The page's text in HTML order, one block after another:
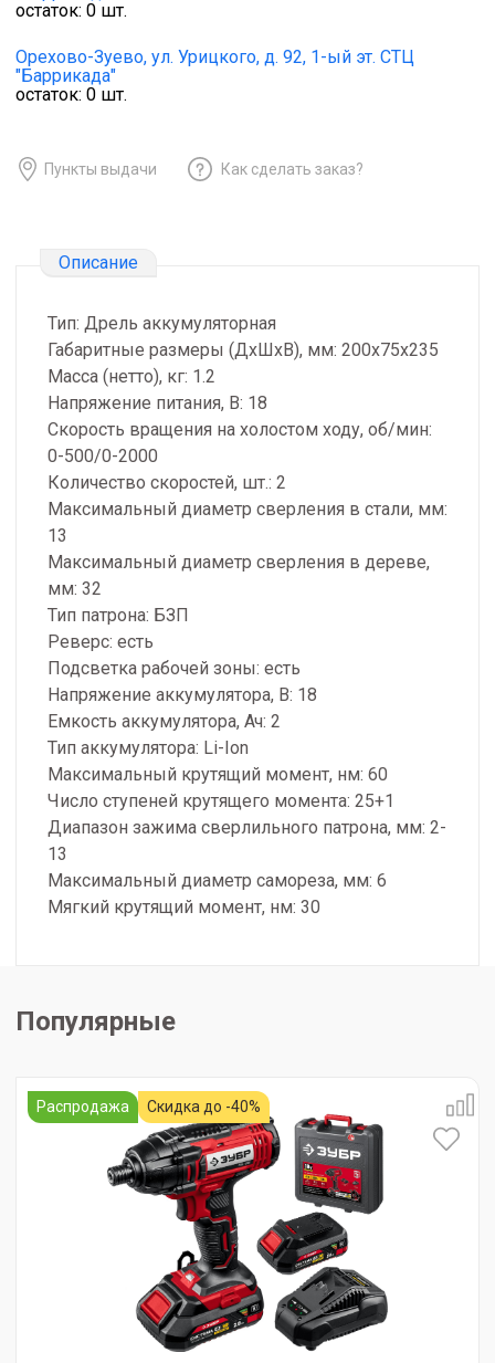
остаток: 0 шт.
Орехово-Зуево, ул. Урицкого, д. 92, 1-ый эт. СТЦ
"Баррикада"
остаток: 0 шт.
Пункты выдачи Как сделать заказ?
Описание
Тип: Дрель аккумуляторная
Габаритные размеры (ДхШхВ), мм: 200х75х235
Масса (нетто), кг: 1.2
Напряжение питания, В: 18
Скорость вращения на холостом ходу, об/мин:
0-500/0-2000
Количество скоростей, шт.: 2
Максимальный диаметр сверления в стали, мм:
13
Максимальный диаметр сверления в дереве,
мм: 32
Тип патрона: БЗП
Реверс: есть
Подсветка рабочей зоны: есть
Напряжение аккумулятора, В: 18
Емкость аккумулятора, Ач: 2
Тип аккумулятора: Li-Ion
Максимальный крутящий момент, нм: 60
Число ступеней крутящего момента: 25+1
Диапазон зажима сверлильного патрона, мм: 2-
13
Максимальный диаметр самореза, мм: 6
Мягкий крутящий момент, нм: 30
Популярные
Распродажа Скидка до -40%